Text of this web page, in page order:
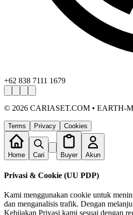
+62 838 7111 1679
© 2026 CARIASET.COM • EARTH-
Terms Privacy Cookies
Home Cari Buyer Akun
Privasi & Cookie (UU PDP)
Kami menggunakan cookie untuk
dan menganalisis trafik. Dengan
Kebijakan Privasi kami sesuai dengan